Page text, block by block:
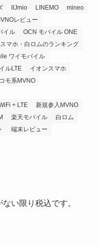
IIJmio LINEMO
mineo
レビュー
イル
OCN モバイル ONE
マホ・白ロムのランキング
ワイモバイル
ルLTE
イオンスマホ
モ系MVNO
+ LTE
新規参入MVNO
楽天モバイル
白ロム
端末レビュー
い限り税込です。